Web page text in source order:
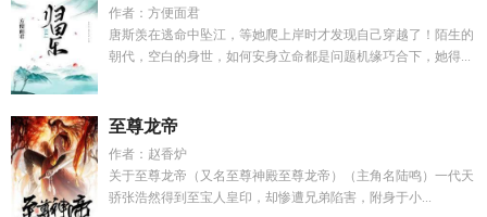
作者：方便面君
唐斯羡在逃命中坠江，等她爬上岸时才发现自己穿越了！陌生的
朝代，空白的身世，如何安身立命都是问题机缘巧合下，她得...
至尊龙帝
作者：赵香炉
关于至尊龙帝（又名至尊神殿至尊龙帝）（主角名陆鸣）一代天
骄张浩然得到至宝人皇印，却惨遭兄弟陷害，附身于小...